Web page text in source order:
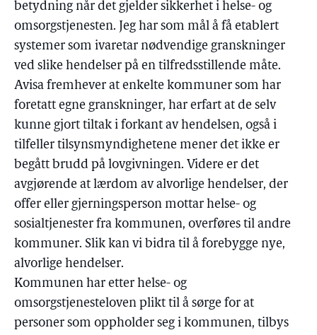
betydning når det gjelder sikkerhet i helse- og
omsorgstjenesten. Jeg har som mål å få etablert
systemer som ivaretar nødvendige granskninger
ved slike hendelser på en tilfredsstillende måte.
Avisa fremhever at enkelte kommuner som har
foretatt egne granskninger, har erfart at de selv
kunne gjort tiltak i forkant av hendelsen, også i
tilfeller tilsynsmyndighetene mener det ikke er
begått brudd på lovgivningen. Videre er det
avgjørende at lærdom av alvorlige hendelser, der
offer eller gjerningsperson mottar helse- og
sosialtjenester fra kommunen, overføres til andre
kommuner. Slik kan vi bidra til å forebygge nye,
alvorlige hendelser.
Kommunen har etter helse- og
omsorgstjenesteloven plikt til å sørge for at
personer som oppholder seg i kommunen, tilbys